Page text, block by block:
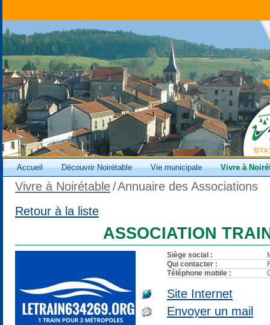
Accueil Découvrir Noirétable Vie municipale Vivre à
Vivre à Noirétable/Annuaire des Associations
Retour à la liste
ASSOCIATION
Siège social :
Qui contacter :
Téléphone mobile :
Site Internet
Envoyer un mail